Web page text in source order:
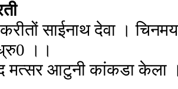
साईनाथ देवा ।
।।
मत्सर आटुनी कांकडा केला ।